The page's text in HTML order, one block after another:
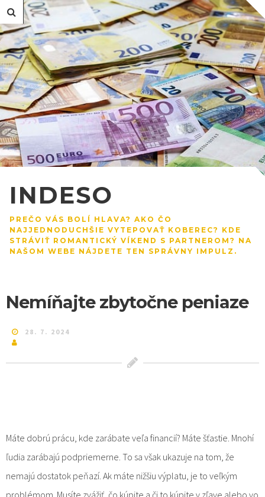
INDESO
PREČO VÁS BOLÍ HLAVA? AKO ČO
NAJJEDNODUCHŠIE VYTEPOVAŤ KOBEREC? KDE
STRÁVIŤ ROMANTICKÝ VÍKEND S PARTNEROM? NA
NAŠOM WEBE NÁJDETE TEN SPRÁVNY IMPULZ.
Nemíňajte zbytočne peniaze
28. 7. 2024
Máte dobrú prácu, kde zarábate veľa financií? Máte šťastie. Mnohí
ľudia zarábajú podpriemerne. To sa však ukazuje na tom, že
nemajú dostatok peňazí. Ak máte nižšiu výplatu, je to veľkým
problémom. Musíte zvážiť, čo kúpite a či to kúpite v zľave alebo vo